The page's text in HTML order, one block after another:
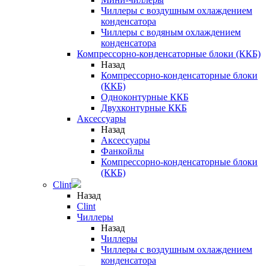
Чиллеры с воздушным охлаждением
конденсатора
Чиллеры с водяным охлаждением
конденсатора
Компрессорно-конденсаторные блоки (ККБ)
Назад
Компрессорно-конденсаторные блоки
(ККБ)
Одноконтурные ККБ
Двухконтурные ККБ
Аксессуары
Назад
Аксессуары
Фанкойлы
Компрессорно-конденсаторные блоки
(ККБ)
Clint
Назад
Clint
Чиллеры
Назад
Чиллеры
Чиллеры с воздушным охлаждением
конденсатора